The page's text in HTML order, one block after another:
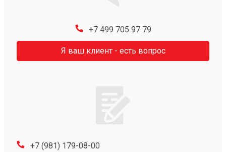
+7 499 705 97 79
Я ваш клиент - есть вопрос
+7 (981) 179-08-00